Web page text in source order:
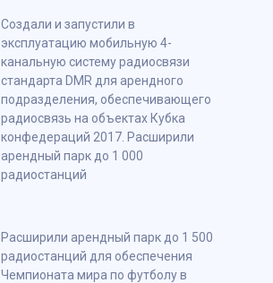
Создали и запустили в
эксплуатацию мобильную 4-
канальную систему радиосвязи
стандарта DMR для арендного
подразделения, обеспечивающего
радиосвязь на объектах Кубка
конфедераций 2017. Расширили
арендный парк до 1 000
радиостанций
Расширили арендный парк до 1 500
радиостанций для обеспечения
Чемпионата мира по футболу в